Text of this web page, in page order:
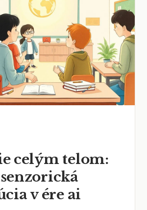
celým telom:
v ére ai